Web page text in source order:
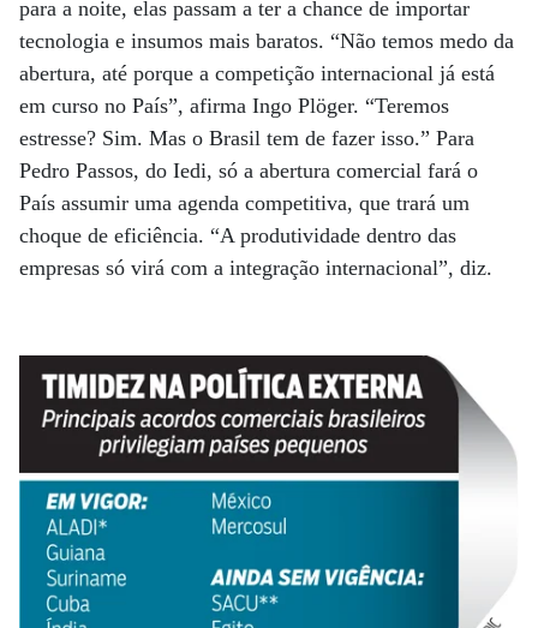
para a noite, elas passam a ter a chance de importar
tecnologia e insumos mais baratos. “Não temos medo da
abertura, até porque a competição internacional já está
em curso no País”, afirma Ingo Plöger. “Teremos
estresse? Sim. Mas o Brasil tem de fazer isso.” Para
Pedro Passos, do Iedi, só a abertura comercial fará o
País assumir uma agenda competitiva, que trará um
choque de eficiência. “A produtividade dentro das
empresas só virá com a integração internacional”, diz.